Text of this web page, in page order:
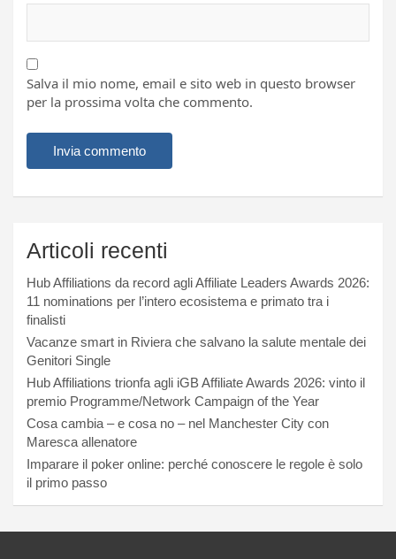
Salva il mio nome, email e sito web in questo browser
per la prossima volta che commento.
Articoli recenti
Hub Affiliations da record agli Affiliate Leaders Awards 2026:
11 nominations per l’intero ecosistema e primato tra i
finalisti
Vacanze smart in Riviera che salvano la salute mentale dei
Genitori Single
Hub Affiliations trionfa agli iGB Affiliate Awards 2026: vinto il
premio Programme/Network Campaign of the Year
Cosa cambia – e cosa no – nel Manchester City con
Maresca allenatore
Imparare il poker online: perché conoscere le regole è solo
il primo passo